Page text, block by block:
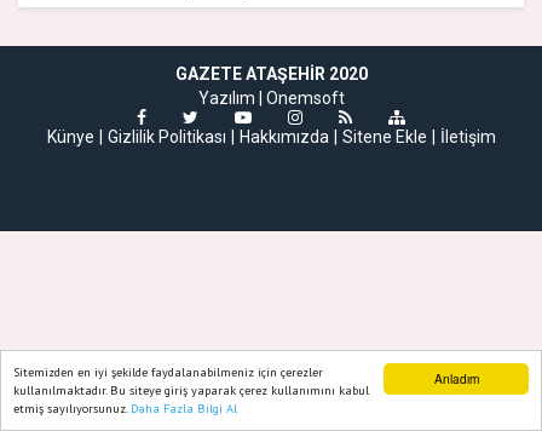
Anladım
Sitemizden en iyi şekilde faydalanabilmeniz için çerezler
kullanılmaktadır. Bu siteye giriş yaparak çerez kullanımını kabul
etmiş sayılıyorsunuz. Daha Fazla Bilgi Al
GAZETE ATAŞEHIR 2020
Yazılım | Onemsoft
Künye
Gizlilik Politikası Hakkımızda Sitene Ekle İletişim
Ana Sayfa Web TV